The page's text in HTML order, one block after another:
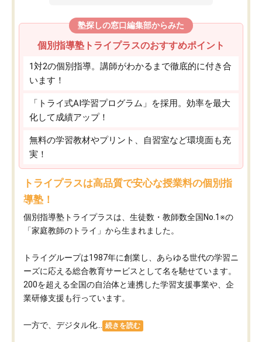
塾探しの窓口編集部からみた
個別指導塾トライプラスのおすすめポイント
1対2の個別指導。講師がわかるまで徹底的に付き合
います！
「トライ式AI学習プログラム」を採用。効率を最大
化して成績アップ！
無料の学習教材やプリント、自習室など環境面も充
実！
トライプラスは高品質で安心な授業料の個別指
導塾！
個別指導塾トライプラスは、生徒数・教師数全国No.1※の
「家庭教師のトライ」から生まれました。
トライグループは1987年に創業し、あらゆる世代の学習ニ
ーズに応える総合教育サービスとして名を馳せています。
200を超える全国の自治体と連携した学習支援事業や、企
業研修支援も行っています。
一方で、デジタル化... 続きを読む